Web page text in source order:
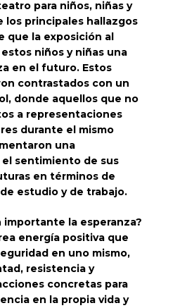
para niños, niñas y
los principales hallazgos
que la exposición al
niños y niñas una
en el futuro. Estos
contrastados con un
donde aquellos que no
a representaciones
durante el mismo
una
sentimiento de sus
en términos de
estudio y de trabajo.
importante la esperanza?
energía positiva que
en uno mismo,
resistencia y
concretas para
en la propia vida y